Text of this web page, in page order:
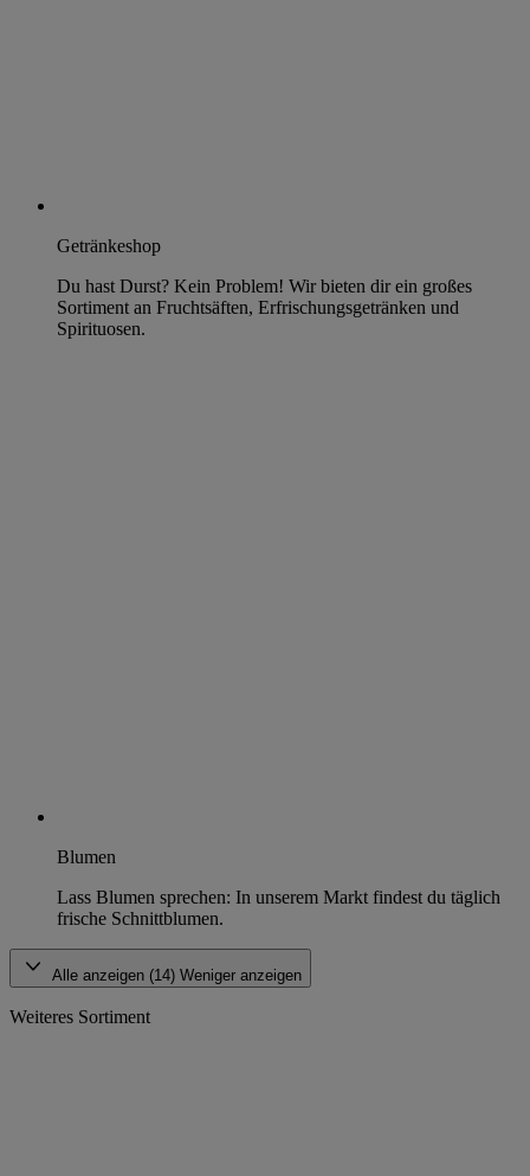
Getränkeshop
Du hast Durst? Kein Problem! Wir bieten dir ein großes
Sortiment an Fruchtsäften, Erfrischungsgetränken und
Spirituosen.
Blumen
Lass Blumen sprechen: In unserem Markt findest du täglich
frische Schnittblumen.
Alle anzeigen (14) Weniger anzeigen
Weiteres Sortiment